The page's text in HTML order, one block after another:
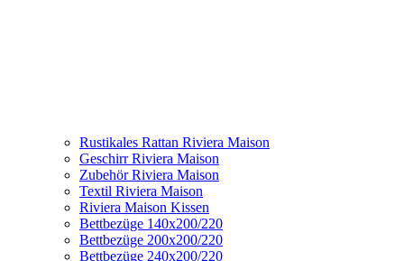
Rustikales Rattan Riviera Maison
Geschirr Riviera Maison
Zubehör Riviera Maison
Textil Riviera Maison
Riviera Maison Kissen
Bettbezüge 140x200/220
Bettbezüge 200x200/220
Bettbezüge 240x200/220